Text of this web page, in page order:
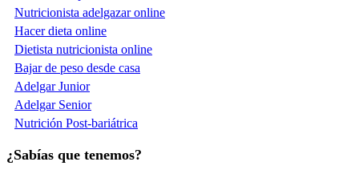
Nutricionista adelgazar online
Hacer dieta online
Dietista nutricionista online
Bajar de peso desde casa
Adelgar Junior
Adelgar Senior
Nutrición Post-bariátrica
¿Sabías que tenemos?